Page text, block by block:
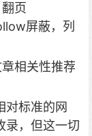
翻页
屏蔽，列
相关性推荐
对标准的网
录，但这一切